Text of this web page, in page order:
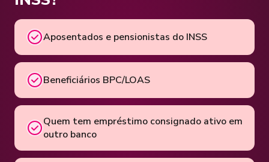
Aposentados e pensionistas do INSS
Beneficiários BPC/LOAS
Quem tem empréstimo consignado ativo em
outro banco